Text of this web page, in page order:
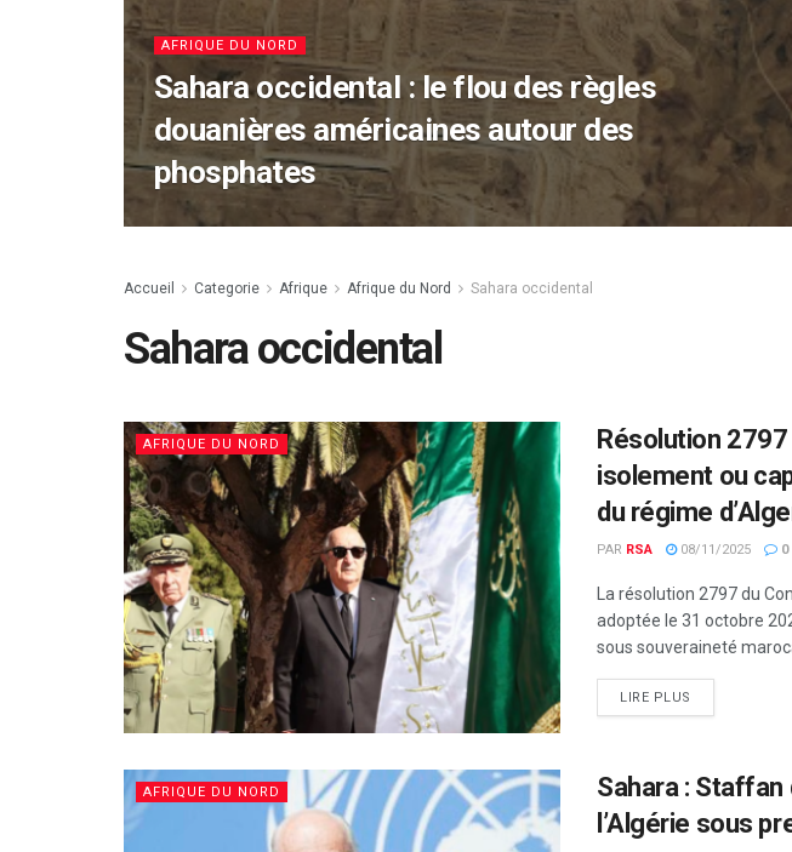
AFRIQUE DU NORD
Sahara occidental : le flou des règles
douanières américaines autour des
phosphates
Accueil Categorie Afrique Afrique du Nord Sahara occidental
Sahara occidental
AFRIQUE DU NORD
Résolution 2797
isolement ou
du régime
PAR RSA 08/11/2025 0
La résolution 2797 du
adoptée le 31 octobre
sous souveraineté
LIRE PLUS
AFRIQUE DU NORD
Sahara :
l’Algérie sous